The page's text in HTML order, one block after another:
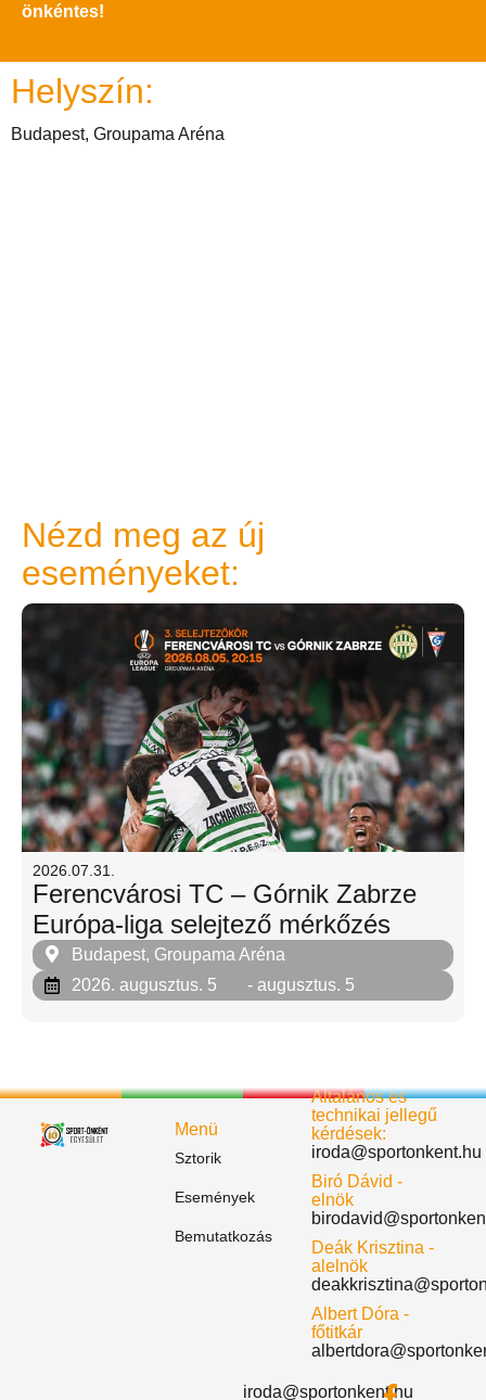
önkéntes!
Helyszín:
Budapest, Groupama Aréna
Nézd meg az új
eseményeket:
2026.07.31.
Ferencvárosi TC – Górnik Zabrze
Európa-liga selejtező mérkőzés
Budapest, Groupama Aréna
2026. augusztus. 5
- augusztus. 5
Menü
Sztorik
Események
Bemutatkozás
Általános és
technikai jellegű
kérdések:
iroda@sportonkent.hu
Biró Dávid -
elnök
Deák Krisztina -
alelnök
Albert Dóra -
főtitkár
iroda@sportonkent.hu